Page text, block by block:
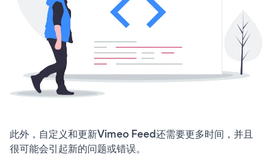
此外，自定义和更新Vimeo Feed还需要更多时间，并且
很可能会引起新的问题或错误。